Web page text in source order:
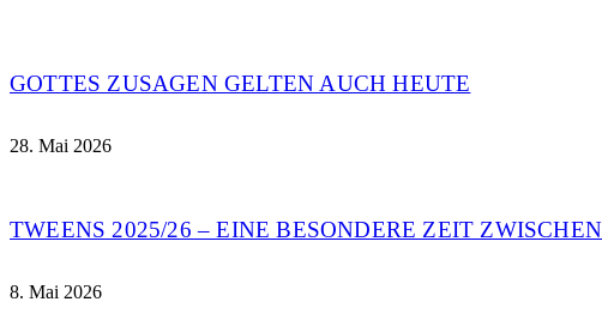
GOTTES ZUSAGEN GELTEN AUCH HEUTE
28. Mai 2026
TWEENS 2025/26 – EINE BESONDERE ZEIT
8. Mai 2026